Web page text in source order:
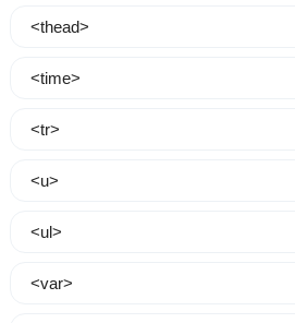
<thead>
<time>
<tr>
<u>
<ul>
<var>